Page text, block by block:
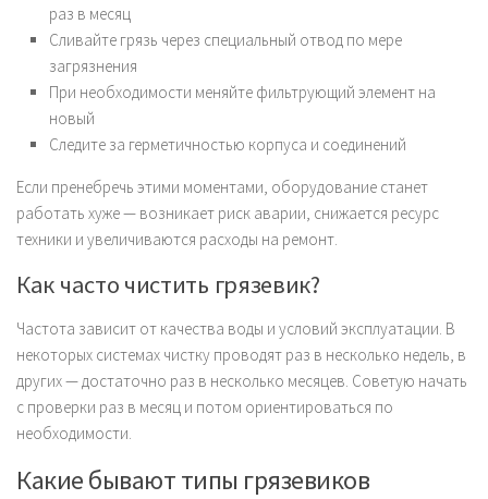
раз в месяц
Сливайте грязь через специальный отвод по мере
загрязнения
При необходимости меняйте фильтрующий элемент на
новый
Следите за герметичностью корпуса и соединений
Если пренебречь этими моментами, оборудование станет
работать хуже — возникает риск аварии, снижается ресурс
техники и увеличиваются расходы на ремонт.
Как часто чистить грязевик?
Частота зависит от качества воды и условий эксплуатации. В
некоторых системах чистку проводят раз в несколько недель, в
других — достаточно раз в несколько месяцев. Советую начать
с проверки раз в месяц и потом ориентироваться по
необходимости.
Какие бывают типы грязевиков